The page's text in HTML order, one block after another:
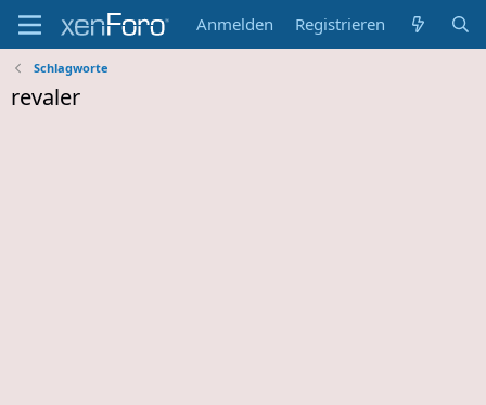
Anmelden Registrieren
Schlagworte
revaler